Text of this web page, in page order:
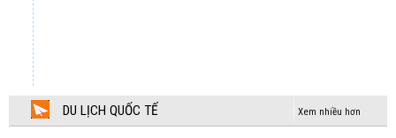
NƯỚC NGA VĨ ĐẠI 2026
Chương trình tham khảo
DU LỊCH QUỐC TẾ Xem nhiều hơn